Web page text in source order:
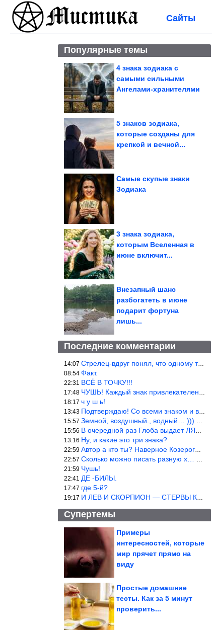
Сайты
Популярные темы
4 знака зодиака с
самыми сильными
Ангелами-хранителями
5 знаков зодиака,
которые созданы для
крепкой и вечной...
Самые скупые знаки
Зодиака
3 знака зодиака,
которым Вселенная в
июне включит...
Внезапный шанс
разбогатеть в июне
подарит фортуна
лишь...
Последние комментарии
14:07 Стрелец-вдруг понял, что одному то и жить легче.
08:54 Факт.
22:31 ВСЁ В ТОЧКУ!!!
17:48 ЧУШЬ! Каждый знак привлекателен! И среди Весов, Близнецов встреч
18:17 ч у ш ь!
13:43 Подтверждаю! Со всеми знаком и все одиноки и Я )))
15:57 Земной, воздушный., водный… ))) выбери сам трех из 9 )))
15:56 В очередной раз Глоба выдает ЛЯП! А корректоры, редакторы пропус
13:16 Ну, и какие это три знака?
22:59 Автор а кто ты? Наверное Козерог… Рога жена Рыба наставила ))
22:57 Сколько можно писать разную х… йню? Автор что то обкурился?
21:59 Чушь!
22:41 ДЕ -БИЛЫ.
17:47 где 5-й?
19:17 И ЛЕВ И СКОРПИОН — СТЕРВЫ КАКИХ ЕЩЕ ПОИСКАТЬ НАДО
Супертемы
Идеи для хранения,
подойдут для...
Примеры
интересностей, которые
мир прячет прямо на
виду
Простые домашние
тесты. Как за 5 минут
проверить...